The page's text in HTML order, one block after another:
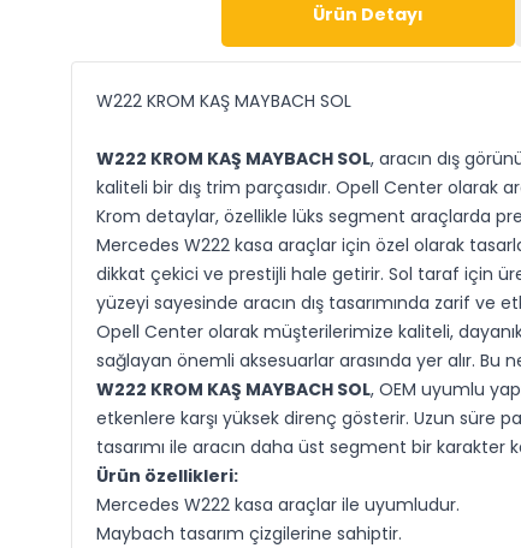
Ürün Detayı
W222 KROM KAŞ MAYBACH SOL
W222 KROM KAŞ MAYBACH SOL, aracın dış
kaliteli bir dış trim parçasıdır. Opell Center
Krom detaylar, özellikle lüks segment araçlarda
Mercedes W222 kasa araçlar için özel olarak
dikkat çekici ve prestijli hale getirir. Sol taraf için
yüzeyi sayesinde aracın dış tasarımında zarif ve
Opell Center olarak müşterilerimize kaliteli,
sağlayan önemli aksesuarlar arasında yer alır.
W222 KROM KAŞ MAYBACH SOL, OEM uyumlu
etkenlere karşı yüksek direnç gösterir. Uzun süre
tasarımı ile aracın daha üst segment bir karakter
Ürün özellikleri:
Mercedes W222 kasa araçlar ile uyumludur.
Maybach tasarım çizgilerine sahiptir.